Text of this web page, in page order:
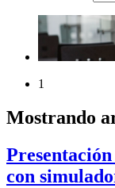
1
Mostrando
con